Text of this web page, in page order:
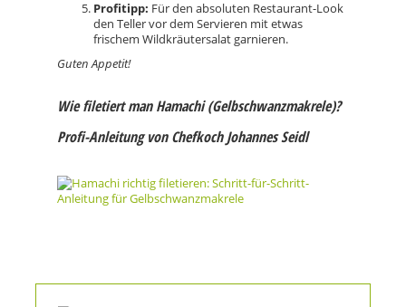
Profitipp: Für den absoluten Restaurant-Look
den Teller vor dem Servieren mit etwas
frischem Wildkräutersalat garnieren.
Guten Appetit!
Wie filetiert man Hamachi (Gelbschwanzmakrele)?
Profi-Anleitung von Chefkoch Johannes Seidl